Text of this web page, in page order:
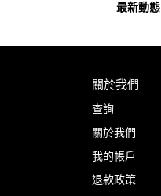
最新動態
關於我們
查詢
關於我們
我的帳戶
退款政策